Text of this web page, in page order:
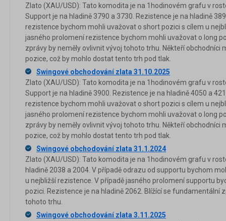
Zlato (XAU/USD): Tato komodita je na 1hodinovém grafu v
Support je na hladině 3790 a 3730. Rezistence je na hladině
rezistence bychom mohli uvažovat o short pozici s cílem u
jasného prolomení rezistence bychom mohli uvažovat o long
zprávy by neměly ovlivnit vývoj tohoto trhu. Někteří obchodníci
pozice, což by mohlo dostat tento trh pod tlak.
Swingové obchodování zlata 31.10.2025
Zlato (XAU/USD): Tato komodita je na 1hodinovém grafu v
Support je na hladině 3900. Rezistence je na hladině 4050 a
rezistence bychom mohli uvažovat o short pozici s cílem u
jasného prolomení rezistence bychom mohli uvažovat o long
zprávy by neměly ovlivnit vývoj tohoto trhu. Někteří obchodníci
pozice, což by mohlo dostat tento trh pod tlak.
Swingové obchodování zlata 31.1.2024
Zlato (XAU/USD): Tato komodita je na 1hodinovém grafu v
hladině 2038 a 2004. V případě odrazu od supportu bychom
u nejbližší rezistence. V případě jasného prolomení supportu
pozici. Rezistence je na hladině 2062. Blížící se fundamentální
tohoto trhu.
Swingové obchodování zlata 3.11.2025